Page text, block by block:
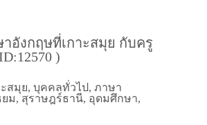
าอังกฤษที่เกาะสมุย กับครู
)
ะสมุย, บุคคลทั่วไป, ภาษา
ม, สุราษฎร์ธานี, อุดมศึกษา,